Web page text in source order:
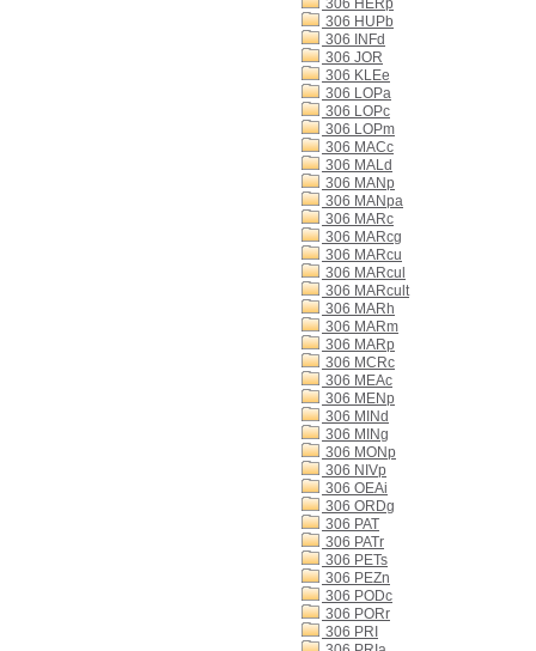
306 HERp
306 HUPb
306 INFd
306 JOR
306 KLEe
306 LOPa
306 LOPc
306 LOPm
306 MACc
306 MALd
306 MANp
306 MANpa
306 MARc
306 MARcg
306 MARcu
306 MARcul
306 MARcult
306 MARh
306 MARm
306 MARp
306 MCRc
306 MEAc
306 MENp
306 MINd
306 MINg
306 MONp
306 NIVp
306 OEAi
306 ORDg
306 PAT
306 PATr
306 PETs
306 PEZn
306 PODc
306 PORr
306 PRI